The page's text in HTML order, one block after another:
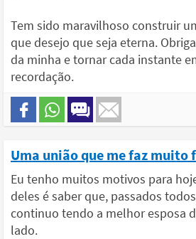
Tem sido maravilhoso construir
que desejo que seja eterna.
da minha e tornar cada instante
recordação.
Uma união que me faz muito
Eu tenho muitos motivos para
deles é saber que, passados
continuo tendo a melhor esposa
lado.